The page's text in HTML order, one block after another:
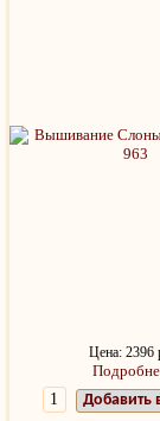
Цена: 2396
Добавить